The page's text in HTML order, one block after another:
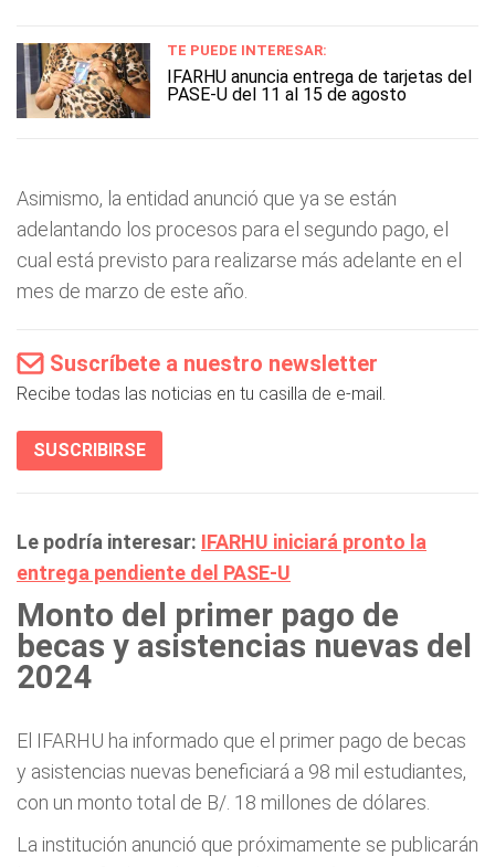
TE PUEDE INTERESAR:
IFARHU anuncia entrega de tarjetas del
PASE-U del 11 al 15 de agosto
Asimismo, la entidad anunció que ya se están
adelantando los procesos para el segundo pago, el
cual está previsto para realizarse más adelante en el
mes de marzo de este año.
Suscríbete a nuestro newsletter
Recibe todas las noticias en tu casilla de e-mail.
SUSCRIBIRSE
Le podría interesar: IFARHU iniciará pronto la
entrega pendiente del PASE-U
Monto del primer pago de
becas y asistencias nuevas del
2024
El IFARHU ha informado que el primer pago de becas
y asistencias nuevas beneficiará a 98 mil estudiantes,
con un monto total de B/. 18 millones de dólares.
La institución anunció que próximamente se publicarán